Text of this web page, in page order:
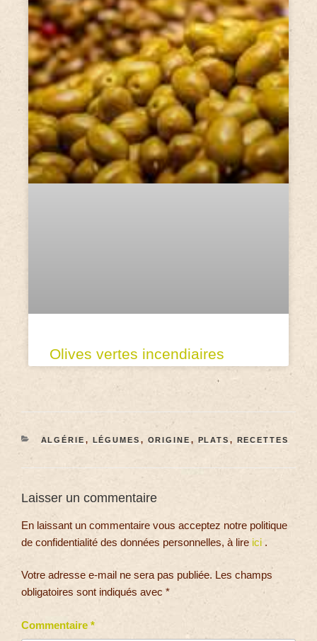
Olives vertes incendiaires
ALGÉRIE , LÉGUMES , ORIGINE , PLATS , RECETTES
Laisser un commentaire
En laissant un commentaire vous acceptez notre politique
de confidentialité des données personnelles, à lire ici .
Votre adresse e-mail ne sera pas publiée. Les champs
obligatoires sont indiqués avec *
Commentaire *